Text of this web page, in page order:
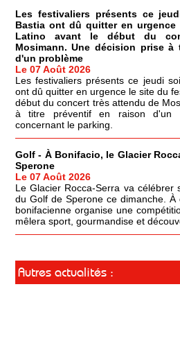
Les festivaliers présents ce
Bastia ont dû quitter en
Latino avant le début du
Mosimann. Une décision prise
d'un problème
Le 07 Août 2026
Les festivaliers présents ce jeudi
ont dû quitter en urgence le site du
début du concert très attendu de
à titre préventif en raison d'un
concernant le parking.
Golf - À Bonifacio, le Glacier
Sperone
Le 07 Août 2026
Le Glacier Rocca-Serra va
du Golf de Sperone ce dimanche. À
bonifacienne organise une
mêlera sport, gourmandise et
Autres actualités :